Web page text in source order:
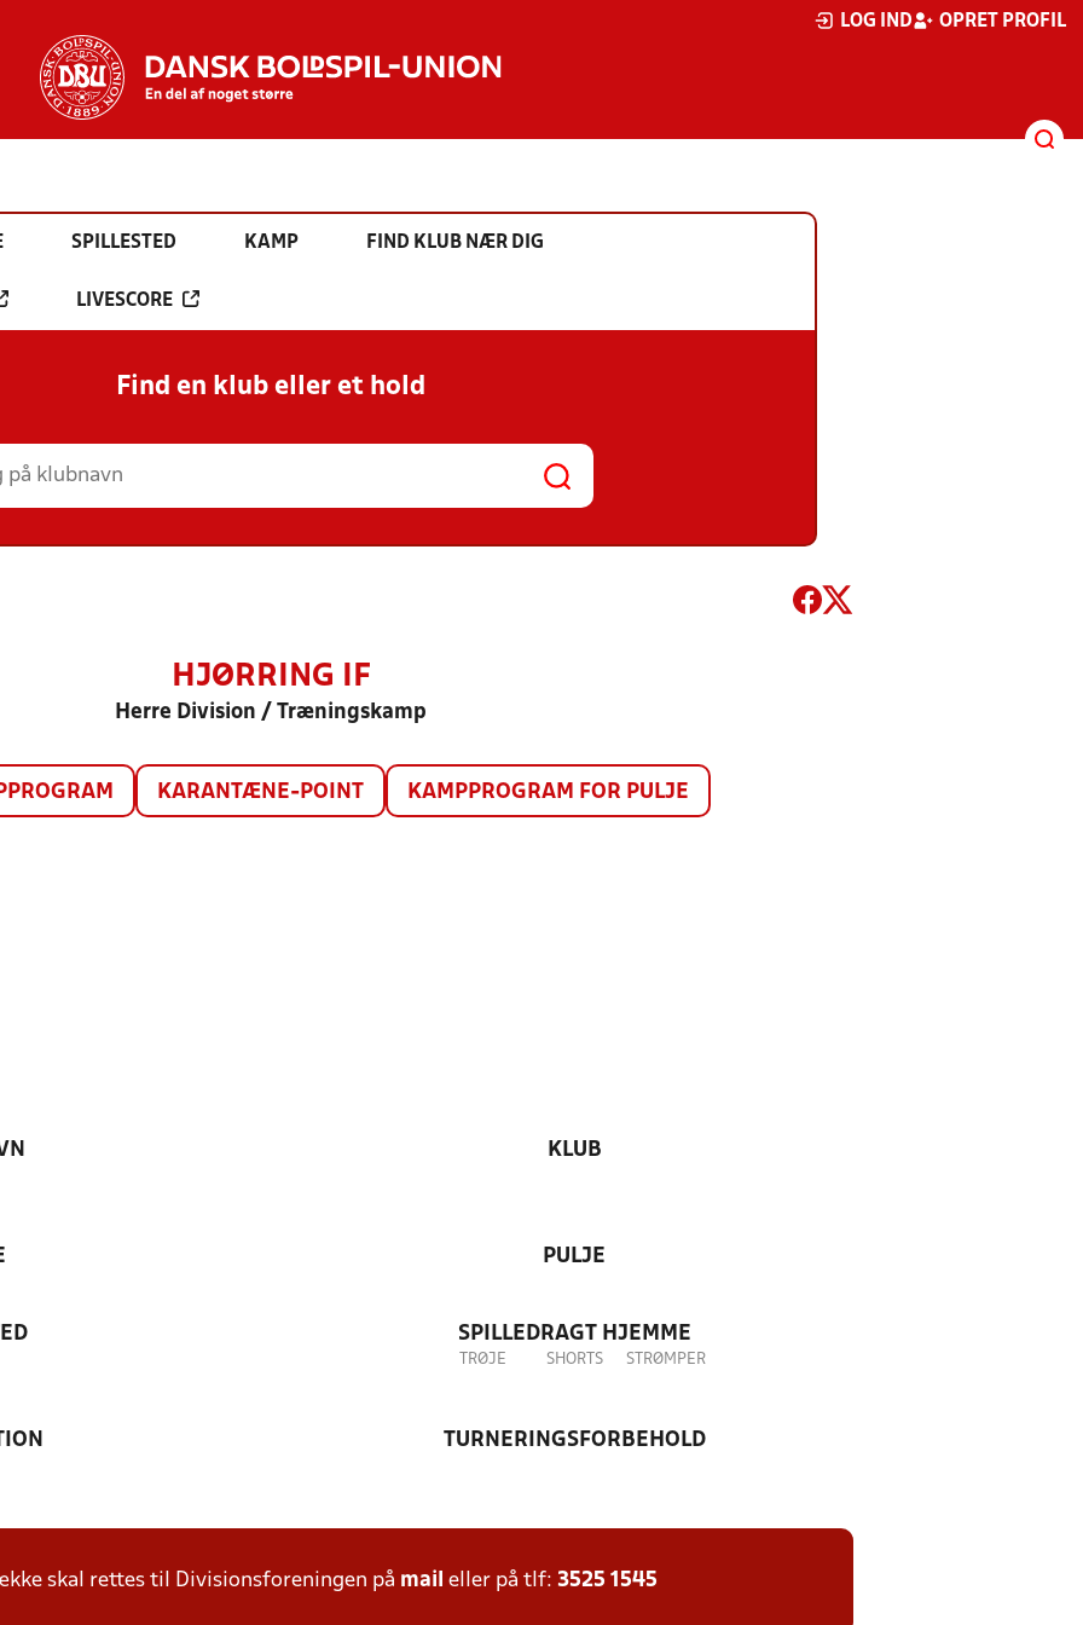
LOG IND OPRET PROFIL
SPILLESTED KAMP FIND KLUB NÆR DIG
LIVESCORE
Find en klub eller et hold
HJØRRING IF
Herre Division / Træningskamp
KARANTÆNE-POINT KAMPPROGRAM FOR PULJE
KLUB
PULJE
SPILLEDRAGT HJEMME
TRØJE SHORTS STRØMPER
TURNERINGSFORBEHOLD
skal rettes til Divisionsforeningen på mail eller på tlf: 3525 1545